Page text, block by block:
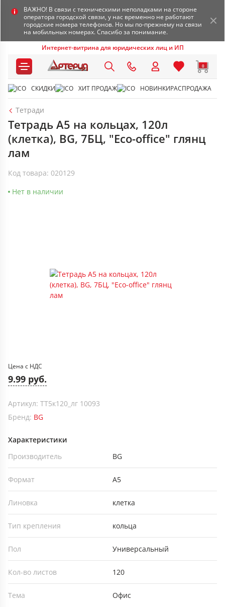
ВАЖНО! В связи с техническими неполадками на стороне
оператора городской связи, у нас временно не работают
городские номера телефонов. Но мы по-прежнему на связи
на мобильных номерах. Спасибо за понимание.
Интернет-витрина для юридических лиц и ИП
0
СКИДКИ ХИТ ПРОДАЖ НОВИНКИРАСПРОДАЖА
Тетради
Тетрадь А5 на кольцах, 120л
(клетка), BG, 7БЦ, "Eco-office" глянц
лам
Код товара: 020129
Нет в наличии
Цена с НДС
9.99 руб.
Артикул: ТТ5к120_лг 10093
Бренд: BG
Характеристики
Производитель
BG
Формат А5
Линовка клетка
Тип крепления кольца
Пол Универсальный
Кол-во листов 120
Тема Офис